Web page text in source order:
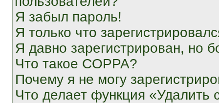
Я забыл пароль!
Я только что
Я давно зарегистрирован, но
Что такое COPPA?
Почему я не могу
Что делает функция «Удалить